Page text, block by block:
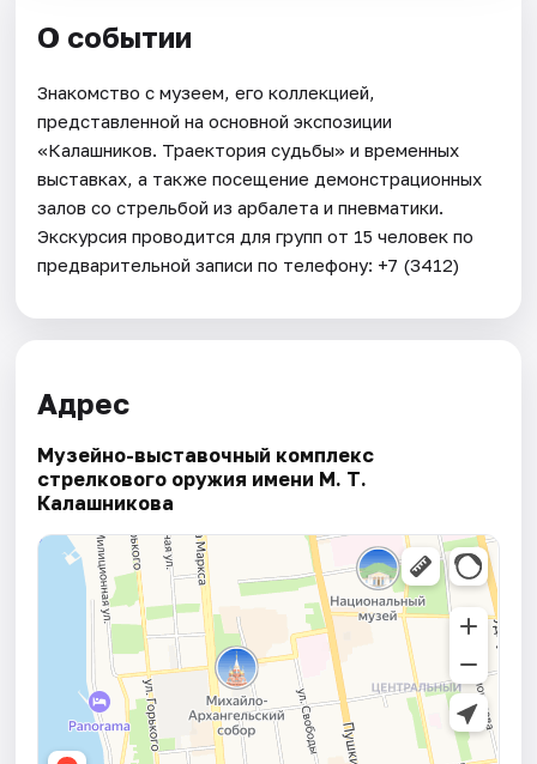
О событии
Знакомство с музеем, его коллекцией,
представленной на основной экспозиции
«Калашников. Траектория судьбы» и временных
выставках, а также посещение демонстрационных
залов со стрельбой из арбалета и пневматики.
Экскурсия проводится для групп от 15 человек по
предварительной записи по телефону: +7 (3412)
Адрес
Музейно-выставочный комплекс
стрелкового оружия имени М. Т.
Калашникова